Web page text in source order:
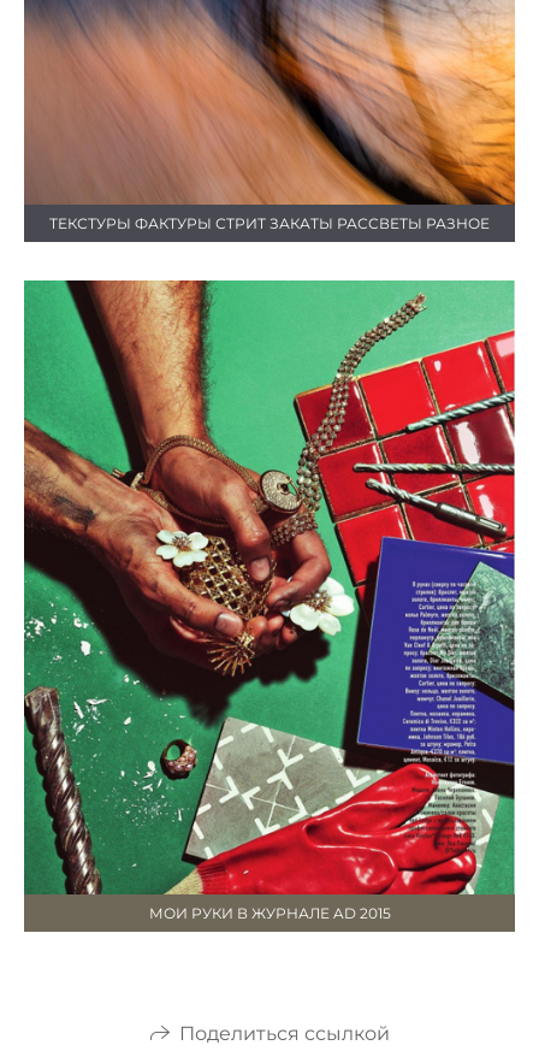
ТЕКСТУРЫ ФАКТУРЫ СТРИТ ЗАКАТЫ РАССВЕТЫ РАЗНОЕ
МОИ РУКИ В ЖУРНАЛЕ AD 2015
Поделиться ссылкой